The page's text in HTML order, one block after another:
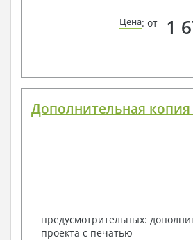
Цена: от 1
Дополнительная копия
предусмотрительных:
проекта с печатью